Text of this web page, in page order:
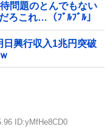
問題のとんでもない
これ…（ﾌﾞﾙﾌﾞﾙ」
日興行収入1兆円突破
ID:yMfHe8CD0